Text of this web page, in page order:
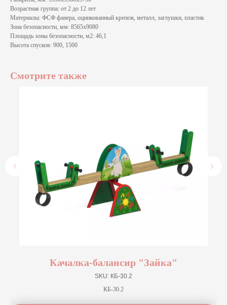
Возрастная группа: от 2 до 12 лет
Материалы: ФСФ фанера, оцинкованный крепеж, металл, заглушки, пластик
Зона безопасности, мм: 8565x9080
Площадь зоны безопасности, м2: 46,1
Высота спусков: 900, 1500
Смотрите также
Качалка-балансир "Зайка"
SKU: КБ-30.2
КБ-30.2